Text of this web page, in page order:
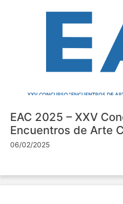
EAC 2025 – XXV
Encuentros de Arte
06/02/2025